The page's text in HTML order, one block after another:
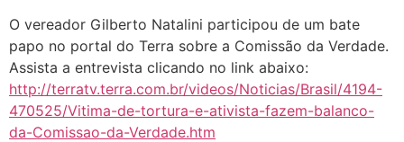
O vereador Gilberto Natalini participou de um bate
papo no portal do Terra sobre a Comissão da Verdade.
Assista a entrevista clicando no link abaixo:
http://terratv.terra.com.br/videos/Noticias/Brasil/4194-
470525/Vitima-de-tortura-e-ativista-fazem-balanco-
da-Comissao-da-Verdade.htm